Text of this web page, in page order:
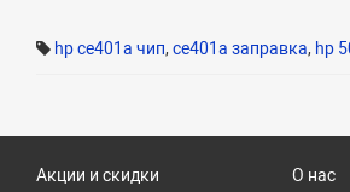
hp ce401a чип, ce401a заправка, hp
Акции и скидки
О нас